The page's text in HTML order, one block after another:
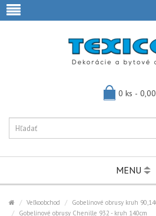
0 ks -
MENU
Veľkoobchod
Gobelínové obrusy kruh
Gobelínové obrusy Chenille 932 - kruh 140cm